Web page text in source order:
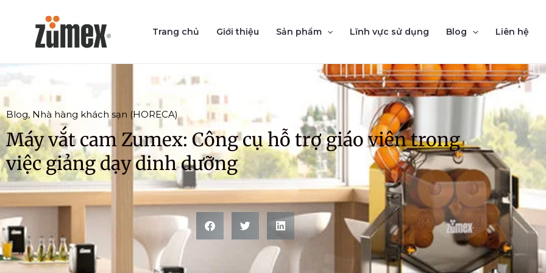
content
Trang chủ Giới thiệu Sản phẩm Lĩnh vực sử dụng Blog Liên hệ
Blog, Nhà hàng khách sạn (HORECA)
Máy vắt cam Zumex: Công cụ hỗ trợ giáo viên trong
việc giảng dạy dinh dưỡng